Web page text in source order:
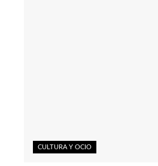
CULTURA Y OCIO